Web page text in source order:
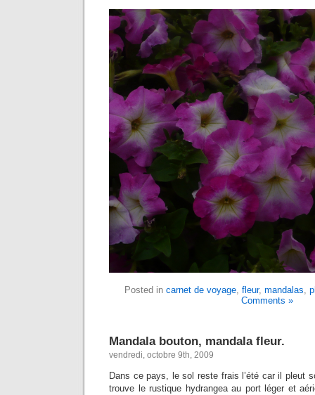
Posted in carnet de voyage, fleur, mandalas,
Comments »
Mandala bouton, mandala fleur.
vendredi, octobre 9th, 2009
Dans ce pays, le sol reste frais l’été car il pleut
trouve le rustique hydrangea au port léger et